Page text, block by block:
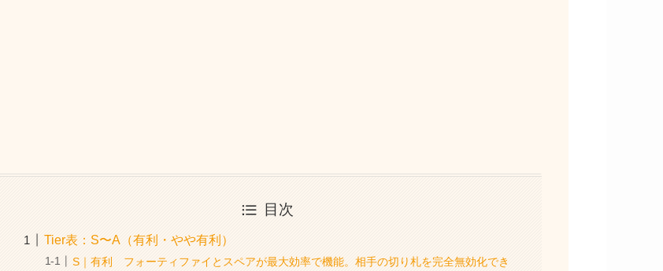
目次
Tier表：S〜A（有利・やや有利）
S｜有利 フォーティファイとスペアが最大効率で機能。相手の切り札を完全無効化でき